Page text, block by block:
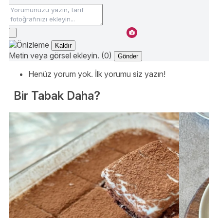
Kaldır
Metin veya görsel ekleyin. (0) Gönder
Henüz yorum yok. İlk yorumu siz yazın!
Bir Tabak Daha?